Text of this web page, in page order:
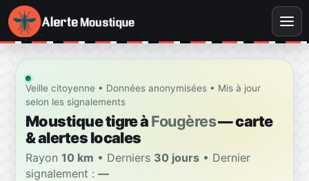
Veille citoyenne • Données anonymisées • Mis à jour
selon les signalements
Moustique tigre àFougères— carte
& alertes locales
Rayon 10 km • Derniers 30 jours • Dernier
signalement : —